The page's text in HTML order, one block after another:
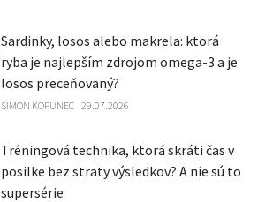
Sardinky, losos alebo makrela: ktorá
ryba je najlepším zdrojom omega-3 a je
losos preceňovaný?
SIMON KOPUNEC 29.07.2026
Tréningová technika, ktorá skráti čas v
posilke bez straty výsledkov? A nie sú to
supersérie